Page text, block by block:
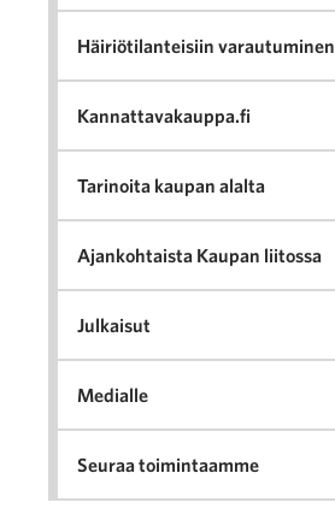
Häiriötilanteisiin varautuminen
Kannattavakauppa.fi
Tarinoita kaupan alalta
Ajankohtaista Kaupan liitossa
Julkaisut
Medialle
Seuraa toimintaamme